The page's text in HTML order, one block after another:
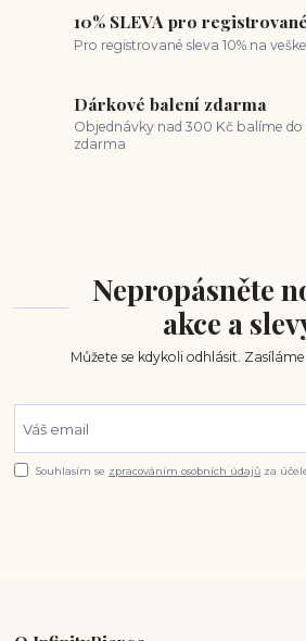
10% SLEVA pro registrované
Pro registrované sleva 10% na
Dárkové balení zdarma
Objednávky nad 300 Kč balíme
zdarma
Nepropásněte
akce a
Můžete se kdykoli odhlásit.
Souhlasím se zpracováním osobních údajů za